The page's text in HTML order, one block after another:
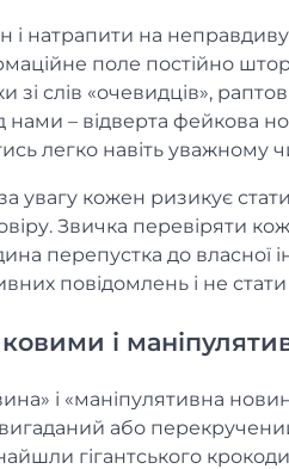
і натрапити на
поле постійно
зі слів «очевидців»,
нами – відверта фейкова
легко навіть уважному
увагу кожен ризикує
Звичка перевіряти
перепустка до власної
повідомлень і не
і
і «маніпулятивна
або
гігантського